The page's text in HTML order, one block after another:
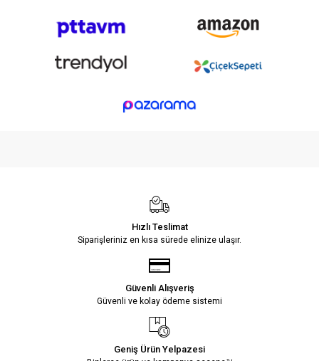
Hızlı Teslimat
Siparişleriniz en kısa sürede elinize ulaşır.
Güvenli Alışveriş
Güvenli ve kolay ödeme sistemi
Geniş Ürün Yelpazesi